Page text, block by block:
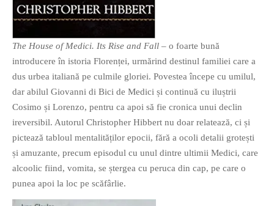
If you like movies, words and
mind games, then this is the
book for you. Take the
challenge of creating your
own acrostics and describing
famous movies by using the
very letters of their titles!
RASFOIESTE
The House of Medici. Its Rise and Fall – o foarte bună
introducere în istoria Florenței, urmărind destinul familiei care a
dus urbea italiană pe culmile gloriei. Povestea începe cu umilul,
dar abilul Giovanni di Bici de Medici și continuă cu iluștrii
Cosimo și Lorenzo, pentru ca apoi să fie cronica unui declin
ireversibil. Autorul Christopher Hibbert nu doar relatează, ci și
pictează tabloul mentalităților epocii, fără a ocoli detalii grotești
și amuzante, precum episodul cu unul dintre ultimii Medici, care
alcoolic fiind, vomita, se ștergea cu peruca din cap, pe care o
punea apoi la loc pe scăfârlie.